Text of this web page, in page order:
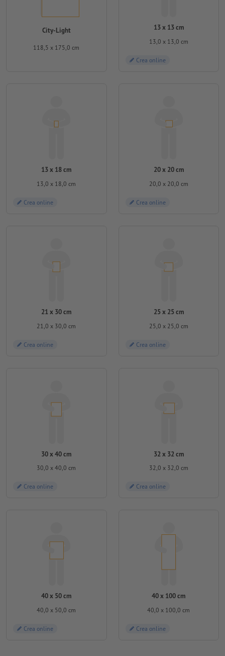
City-Light
118,5 x 175,0 cm
13 x 13 cm
13,0 x 13,0 cm
Crea online
13 x 18 cm
13,0 x 18,0 cm
Crea online
20 x 20 cm
20,0 x 20,0 cm
Crea online
21 x 30 cm
21,0 x 30,0 cm
Crea online
25 x 25 cm
25,0 x 25,0 cm
Crea online
30 x 40 cm
30,0 x 40,0 cm
Crea online
32 x 32 cm
32,0 x 32,0 cm
Crea online
40 x 50 cm
40,0 x 50,0 cm
Crea online
40 x 100 cm
40,0 x 100,0 cm
Crea online